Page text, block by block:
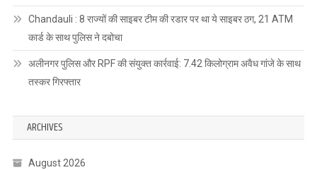
Chandauli : 8 राज्यों की साइबर टीम की रडार पर था ये साइबर ठग, 21 ATM
कार्ड के साथ पुलिस ने दबोचा
अलीनगर पुलिस और RPF की संयुक्त कार्रवाई: 7.42 किलोग्राम अवैध गांजे के साथ
तस्कर गिरफ्तार
ARCHIVES
August 2026